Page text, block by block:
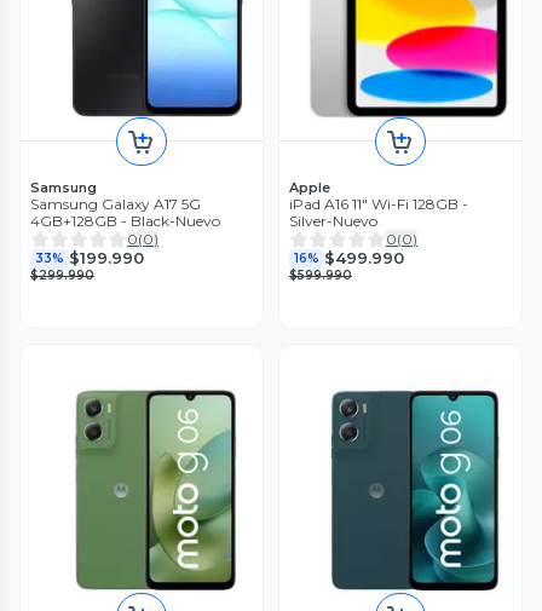
Samsung
Samsung Galaxy A17 5G
4GB+128GB - Black-Nuevo
0(0)
33% $199.990
$299.990
Apple
iPad A16 11" Wi-Fi 128GB -
Silver-Nuevo
0(0)
16% $499.990
$599.990